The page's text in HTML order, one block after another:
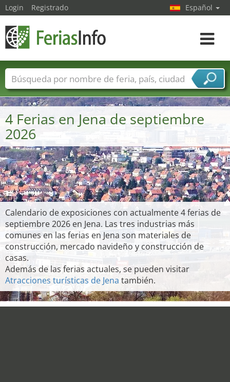
4 Ferias en Jena de septiembre
2026
Calendario de exposiciones con actualmente 4 ferias de
septiembre 2026 en Jena. Las tres industrias más
comunes en las ferias en Jena son materiales de
construcción, mercado navideño y construcción de
casas.
Además de las ferias actuales, se pueden visitar
Atracciones turísticas de Jena también.
Login Registrado Español
toggle
Nombres de ferias Países
Ciudades
Sectores de ferias
Sectores de proveedor de servicios